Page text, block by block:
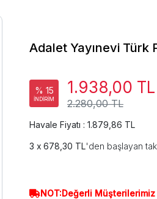
Adalet Yayınevi Türk
% 15
İNDİRİM 2.280,00 TL
1.938,00 TL
Havale Fiyatı : 1.879,86 TL
678,30 TL'den başlayan
NOT:Değerli